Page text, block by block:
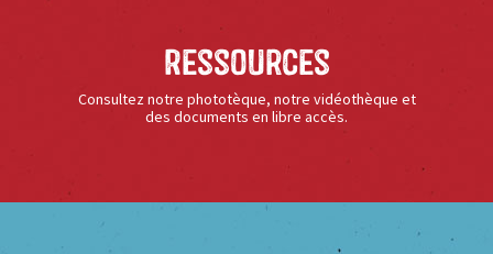
Ressources
Consultez notre phototèque, notre vidéothèque et
des documents en libre accès.